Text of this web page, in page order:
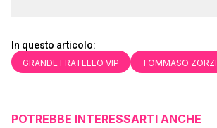
In questo articolo:
GRANDE FRATELLO VIP TOMMASO ZORZI
POTREBBE INTERESSARTI ANCHE